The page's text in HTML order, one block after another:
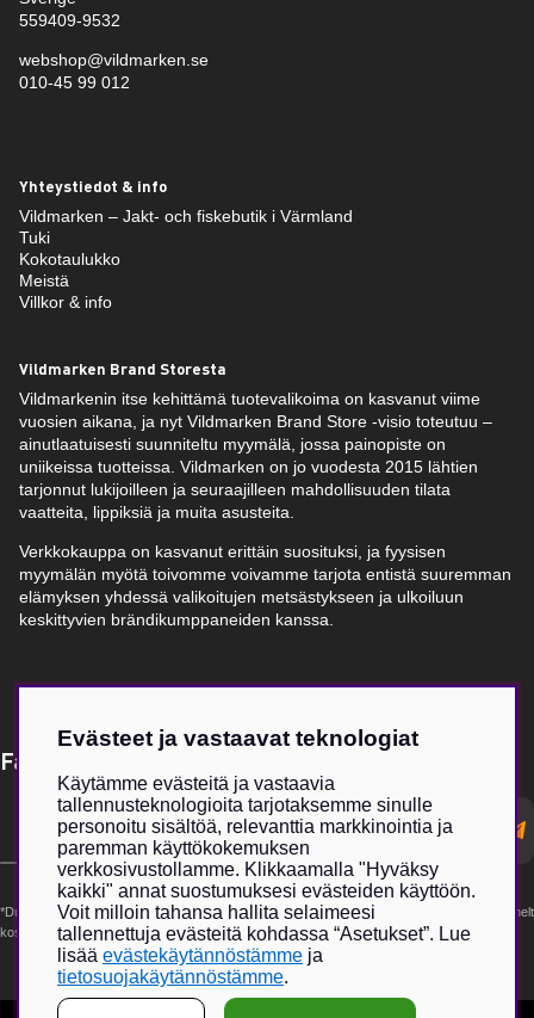
559409-9532
webshop@vildmarken.se
010-45 99 012
Yhteystiedot & info
Vildmarken – Jakt- och fiskebutik i Värmland
Tuki
Kokotaulukko
Meistä
Villkor & info
Vildmarken Brand Storesta
Vildmarkenin itse kehittämä tuotevalikoima on kasvanut viime
vuosien aikana, ja nyt Vildmarken Brand Store -visio toteutuu –
ainutlaatuisesti suunniteltu myymälä, jossa painopiste on
uniikeissa tuotteissa. Vildmarken on jo vuodesta 2015 lähtien
tarjonnut lukijoilleen ja seuraajilleen mahdollisuuden tilata
vaatteita, lippiksiä ja muita asusteita.
Verkkokauppa on kasvanut erittäin suosituksi, ja fyysisen
myymälän myötä toivomme voivamme tarjota entistä suuremman
elämyksen yhdessä valikoitujen metsästykseen ja ulkoiluun
keskittyvien brändikumppaneiden kanssa.
Få Magasin Vildmarken direkt till din e-post!*
postadress
*Du kan även få erbjudanden och nyheter från samarbetspartners. Din prenumeration är helt
kostnadsfri och kan avslutas när som helst.
Evästeet ja vastaavat teknologiat
Käytämme evästeitä ja vastaavia
tallennusteknologioita tarjotaksemme sinulle
personoitu sisältöä, relevanttia markkinointia ja
paremman käyttökokemuksen
verkkosivustollamme. Klikkaamalla "Hyväksy
kaikki" annat suostumuksesi evästeiden käyttöön.
Voit milloin tahansa hallita selaimeesi
tallennettuja evästeitä kohdassa “Asetukset”. Lue
lisää evästekäytännöstämme ja
tietosuojakäytännöstämme.